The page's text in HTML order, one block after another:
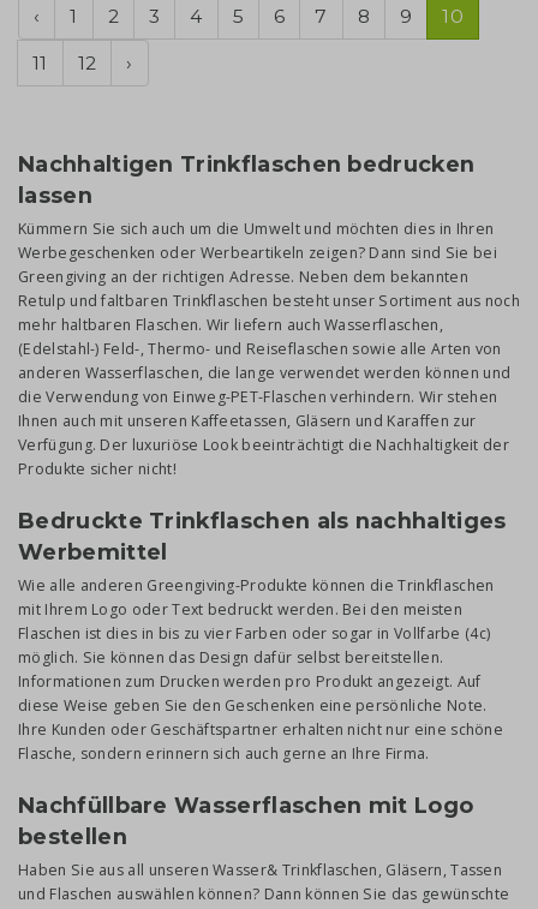
‹ 1 2 3 4 5 6 7 8 9 10
11 12 ›
Nachhaltigen Trinkflaschen bedrucken
lassen
Kümmern Sie sich auch um die Umwelt und möchten dies in Ihren
Werbegeschenken oder Werbeartikeln zeigen? Dann sind Sie bei
Greengiving an der richtigen Adresse. Neben dem bekannten
Retulp und faltbaren Trinkflaschen besteht unser Sortiment aus noch
mehr haltbaren Flaschen. Wir liefern auch Wasserflaschen,
(Edelstahl-) Feld-, Thermo- und Reiseflaschen sowie alle Arten von
anderen Wasserflaschen, die lange verwendet werden können und
die Verwendung von Einweg-PET-Flaschen verhindern. Wir stehen
Ihnen auch mit unseren Kaffeetassen, Gläsern und Karaffen zur
Verfügung. Der luxuriöse Look beeinträchtigt die Nachhaltigkeit der
Produkte sicher nicht!
Bedruckte Trinkflaschen als nachhaltiges
Werbemittel
Wie alle anderen Greengiving-Produkte können die Trinkflaschen
mit Ihrem Logo oder Text bedruckt werden. Bei den meisten
Flaschen ist dies in bis zu vier Farben oder sogar in Vollfarbe (4c)
möglich. Sie können das Design dafür selbst bereitstellen.
Informationen zum Drucken werden pro Produkt angezeigt. Auf
diese Weise geben Sie den Geschenken eine persönliche Note.
Ihre Kunden oder Geschäftspartner erhalten nicht nur eine schöne
Flasche, sondern erinnern sich auch gerne an Ihre Firma.
Nachfüllbare Wasserflaschen mit Logo
bestellen
Haben Sie aus all unseren Wasser& Trinkflaschen, Gläsern, Tassen
und Flaschen auswählen können? Dann können Sie das gewünschte